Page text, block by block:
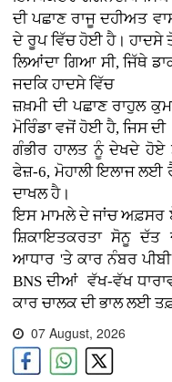
ਦੀ ਪਛਾਣ ਰਾਜੂ ਦਹੀਅਤ
ਦੇ ਰੂਪ ਵਿੱਚ ਹੋਈ ਹੈ। ਹਾਦਸੇ
ਲਿਆਂਦਾ ਗਿਆ ਸੀ, ਜਿੱਥੇ
ਜਦਕਿ ਹਾਦਸੇ ਵਿੱਚ
ਜ਼ਖ਼ਮੀ ਦੀ ਪਛਾਣ ਰਾਹੁਲ
ਮੋਰਿੰਡਾ ਵਜੋਂ ਹੋਈ ਹੈ, ਜਿਸ ਦੀ
ਗੰਭੀਰ ਹਾਲਤ ਨੂੰ ਦੇਖਦੇ ਹੋਏ
ਫੇਜ਼-6, ਮੋਹਾਲੀ ਇਲਾਜ ਲਈ
ਦਾਖਲ ਹੈ।
ਇਸ ਮਾਮਲੇ ਦੇ ਜਾਂਚ
ਸ਼ਿਕਾਇਤਕਰਤਾ ਸੋਨੂ
ਆਧਾਰ 'ਤੇ ਕਾਰ ਨੰਬਰ
BNS ਦੀਆਂ ਵੱਖ-ਵੱਖ
ਕਾਰ ਚਾਲਕ ਦੀ ਭਾਲ ਲਈ
07 August, 2026